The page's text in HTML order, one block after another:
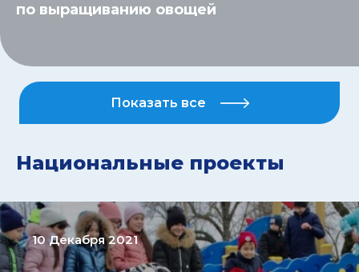
по выращиванию овощей
Показать все
Национальные проекты
10 Декабря 2021